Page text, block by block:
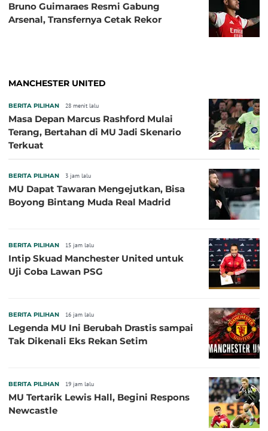
Bruno Guimaraes Resmi Gabung
Arsenal, Transfernya Cetak Rekor
MANCHESTER UNITED
BERITA PILIHAN 28 menit lalu
Masa Depan Marcus Rashford Mulai
Terang, Bertahan di MU Jadi Skenario
Terkuat
BERITA PILIHAN 3 jam lalu
MU Dapat Tawaran Mengejutkan, Bisa
Boyong Bintang Muda Real Madrid
BERITA PILIHAN 15 jam lalu
Intip Skuad Manchester United untuk
Uji Coba Lawan PSG
BERITA PILIHAN 16 jam lalu
Legenda MU Ini Berubah Drastis sampai
Tak Dikenali Eks Rekan Setim
BERITA PILIHAN 19 jam lalu
MU Tertarik Lewis Hall, Begini Respons
Newcastle